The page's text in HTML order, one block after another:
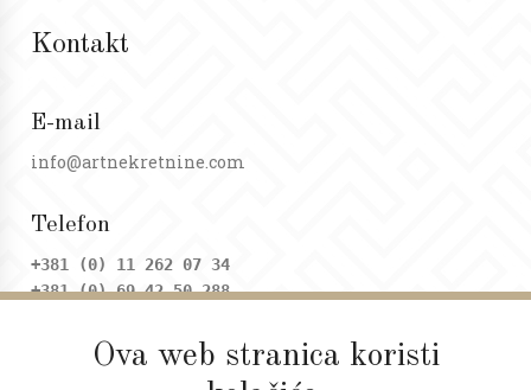
Ova web stranica koristi
Kontakt
E-mail
info@artnekretnine.com
Telefon
+381 (0) 11 262 07 34
+381 (0) 69 42 50 288
Adresa